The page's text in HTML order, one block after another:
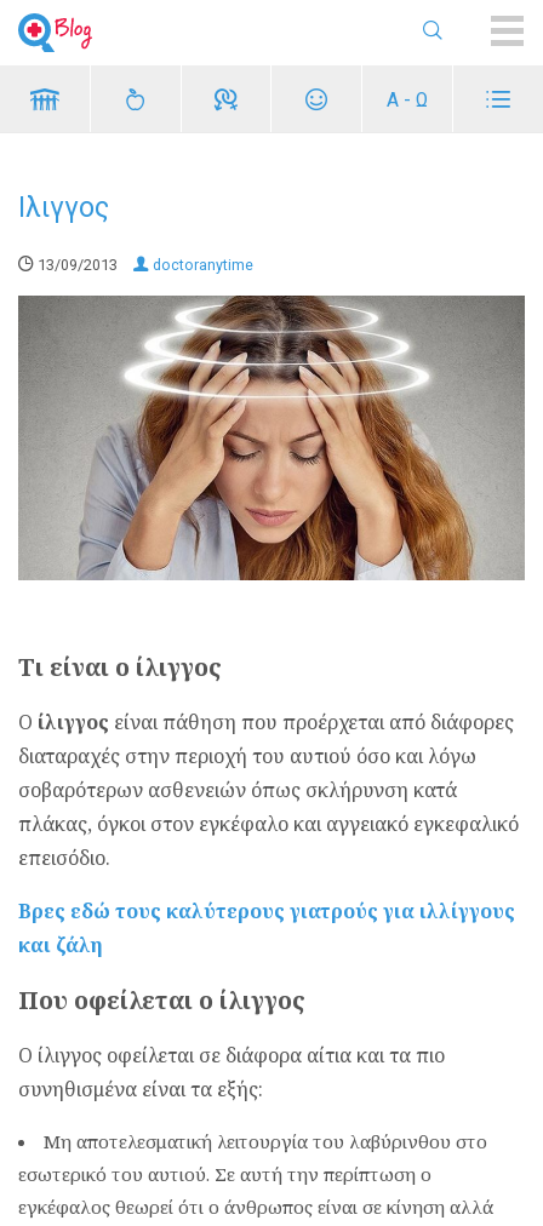
Α - Ω
Ιλιγγος
13/09/2013 doctoranytime
Τι είναι ο ίλιγγος
Ο ίλιγγος είναι πάθηση που προέρχεται από διάφορες
διαταραχές στην περιοχή του αυτιού όσο και λόγω
σοβαρότερων ασθενειών όπως σκλήρυνση κατά
πλάκας, όγκοι στον εγκέφαλο και αγγειακό εγκεφαλικό
επεισόδιο.
Βρες εδώ τους καλύτερους γιατρούς για ιλλίγγους
και ζάλη
Που οφείλεται ο ίλιγγος
Ο ίλιγγος οφείλεται σε διάφορα αίτια και τα πιο
συνηθισμένα είναι τα εξής:
Μη αποτελεσματική λειτουργία του λαβύρινθου στο
εσωτερικό του αυτιού. Σε αυτή την περίπτωση ο
εγκέφαλος θεωρεί ότι ο άνθρωπος είναι σε κίνηση αλλά